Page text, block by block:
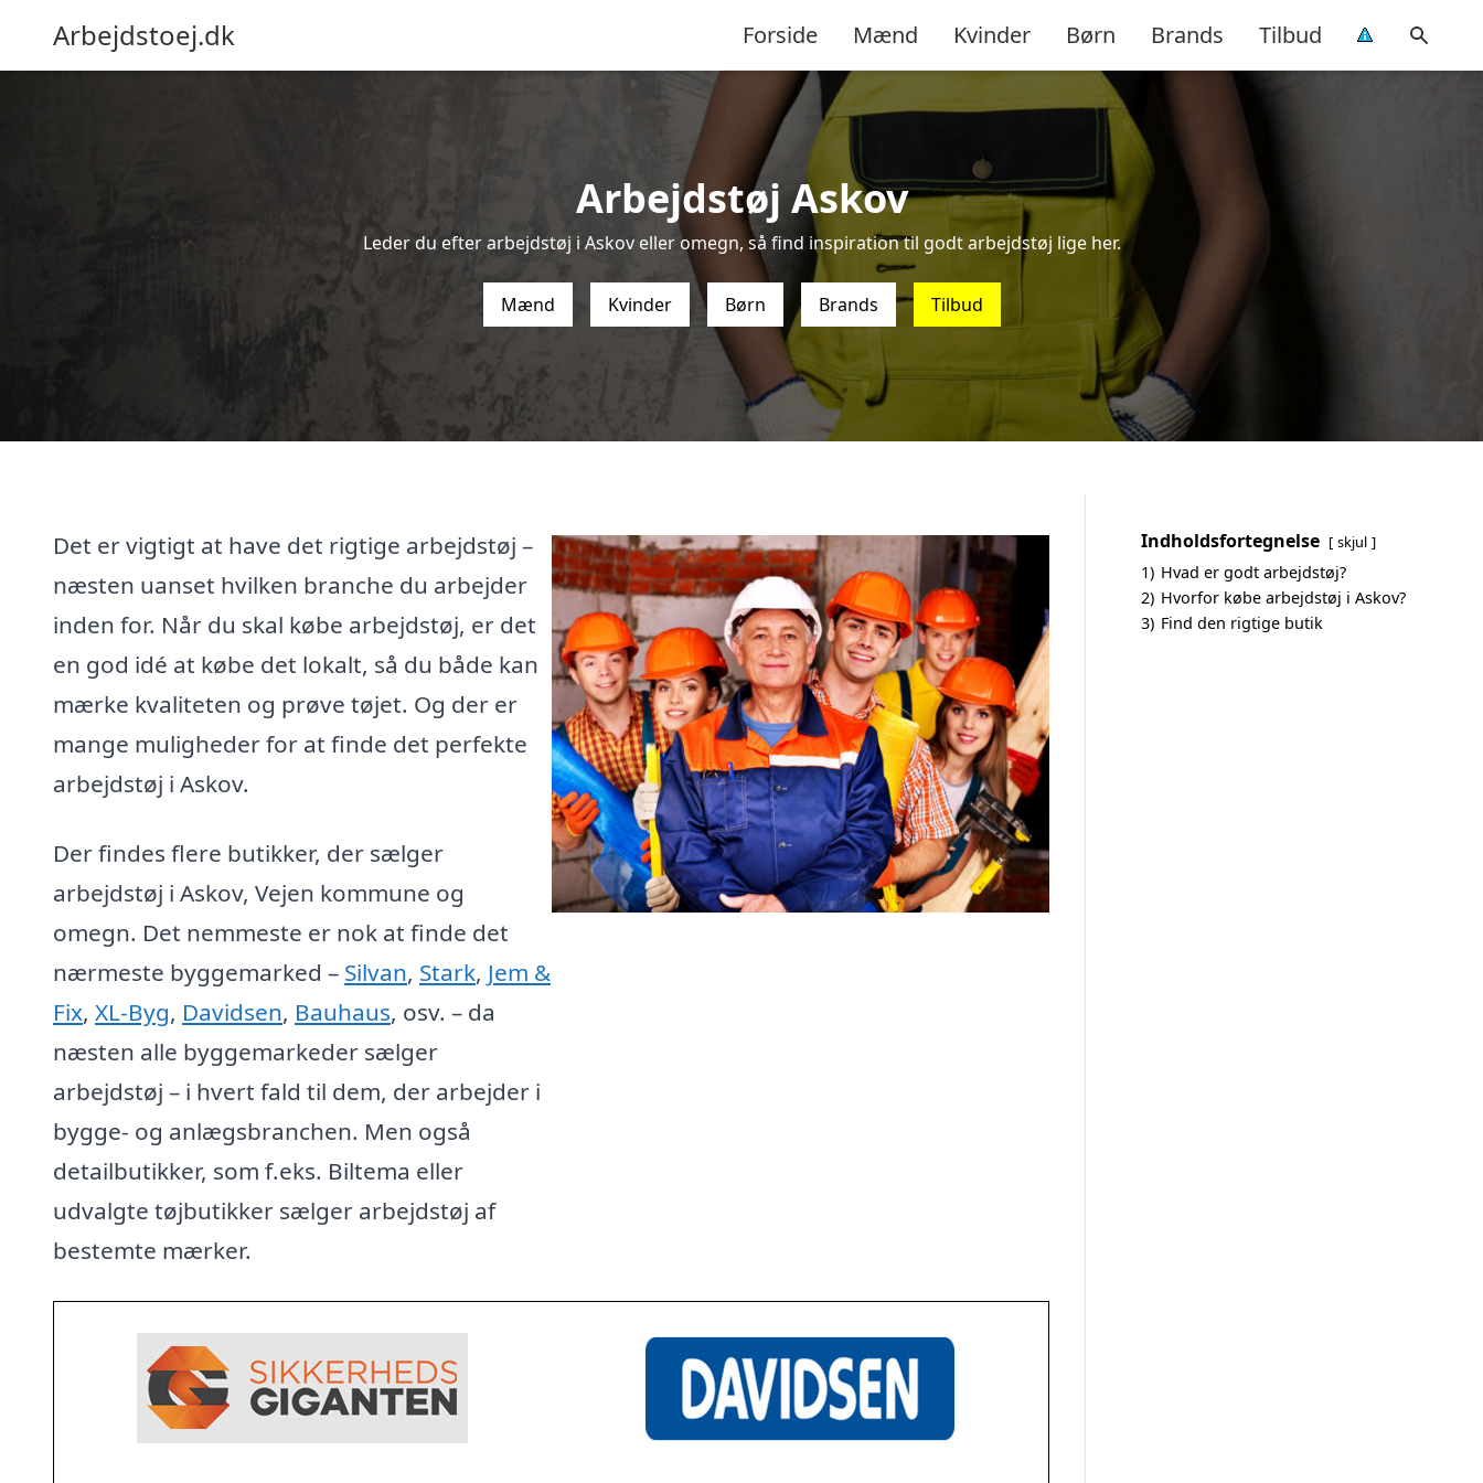
Arbejdstoej.dk Forside Mænd Kvinder Børn Brands Tilbud
Arbejdstøj Askov
Leder du efter arbejdstøj i Askov eller omegn, så find inspiration til godt arbejdstøj lige her.
Mænd Kvinder Børn Brands Tilbud
Det er vigtigt at have det rigtige arbejdstøj –
næsten uanset hvilken branche du arbejder
inden for. Når du skal købe arbejdstøj, er det
en god idé at købe det lokalt, så du både kan
mærke kvaliteten og prøve tøjet. Og der er
mange muligheder for at finde det perfekte
arbejdstøj i Askov.
Der findes flere butikker, der sælger
arbejdstøj i Askov, Vejen kommune og
omegn. Det nemmeste er nok at finde det
nærmeste byggemarked – Silvan, Stark, Jem &
Fix, XL-Byg, Davidsen, Bauhaus, osv. – da
næsten alle byggemarkeder sælger
arbejdstøj – i hvert fald til dem, der arbejder i
bygge- og anlægsbranchen. Men også
detailbutikker, som f.eks. Biltema eller
udvalgte tøjbutikker sælger arbejdstøj af
bestemte mærker.
Indholdsfortegnelse skjul
1) Hvad er godt arbejdstøj?
2) Hvorfor købe arbejdstøj i Askov?
3) Find den rigtige butik